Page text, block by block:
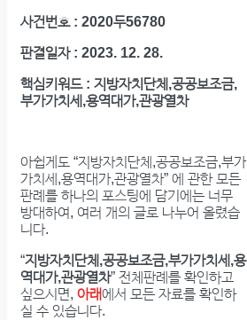
사건번호 : 2020두56780
판결일자 : 2023. 12. 28.
핵심키워드 : 지방자치단체,공공보조금,
부가가치세,용역대가,관광열차
아쉽게도 “지방자치단체,공공보조금,부가
가치세,용역대가,관광열차” 에 관한 모든
판례를 하나의 포스팅에 담기에는 너무
방대하여, 여러 개의 글로 나누어 올렸습
니다.
“지방자치단체,공공보조금,부가가치세,용
역대가,관광열차” 전체판례를 확인하고
싶으시면, 아래에서 모든 자료를 확인하
실 수 있습니다.